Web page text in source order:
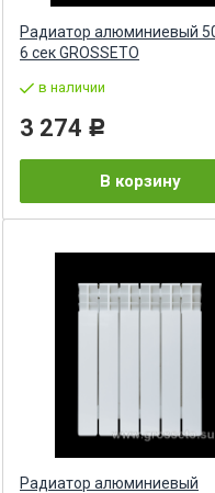
Радиатор алюминиевый
6 сек GROSSETO
в наличии
3 274 Р
В корзину
Радиатор алюминиевый